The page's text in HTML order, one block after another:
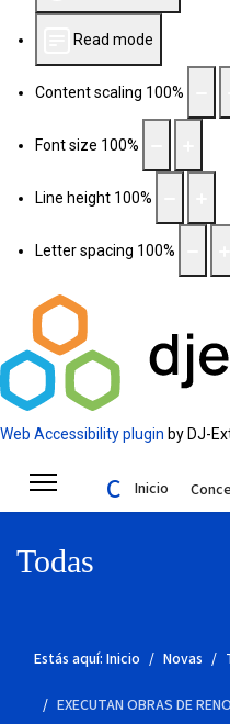
Read mode
Content scaling 100%
Font size 100%
Line height 100%
Letter spacing 100%
Web Accessibility plugin by DJ-
Concello
Inicio
Todas
Estás aquí: Inicio Novas
EXECUTAN OBRAS DE